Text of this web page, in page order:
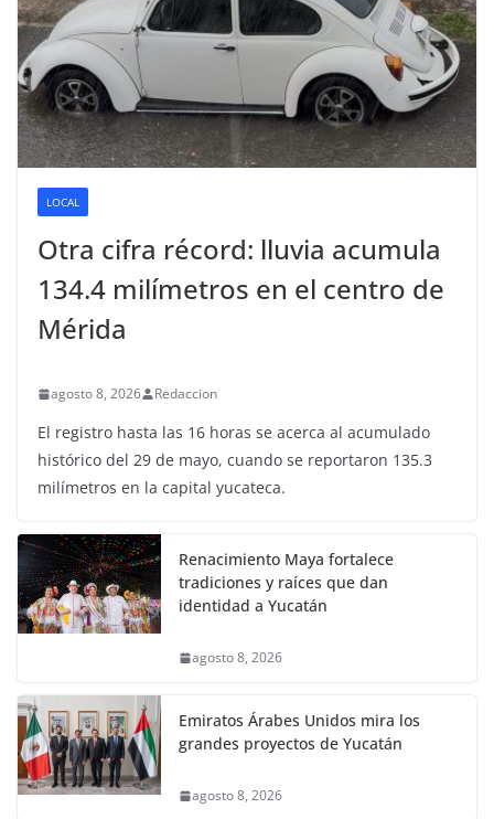
LOCAL
Otra cifra récord: lluvia acumula
134.4 milímetros en el centro de
Mérida
agosto 8, 2026 Redaccion
El registro hasta las 16 horas se acerca al acumulado
histórico del 29 de mayo, cuando se reportaron 135.3
milímetros en la capital yucateca.
Renacimiento Maya fortalece
tradiciones y raíces que dan
identidad a Yucatán
agosto 8, 2026
Emiratos Árabes Unidos mira los
grandes proyectos de Yucatán
agosto 8, 2026